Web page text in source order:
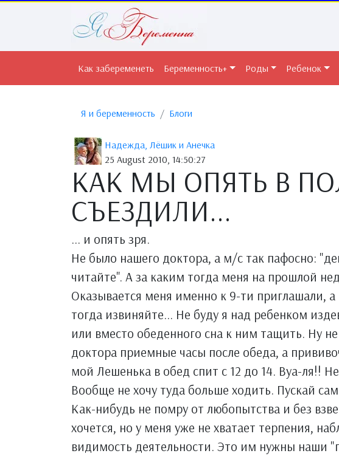
Как забеременеть Беременность+ Роды Ребенок
Я и беременность Блоги
Надежда, Лёшик и Анечка
25 August 2010, 14:50:27
КАК МЫ ОПЯТЬ В
СЪЕЗДИЛИ...
... и опять зря.
Не было нашего доктора, а м/с так пафосно:
читайте". А за каким тогда меня на прошлой
Оказывается меня именно к 9-ти приглашали,
тогда извиняйте... Не буду я над ребенком
или вместо обеденного сна к ним тащить. Ну
доктора приемные часы после обеда, а
мой Лешенька в обед спит с 12 до 14. Вуа-ля!!
Вообще не хочу туда больше ходить. Пускай
Как-нибудь не помру от любопытства и без
хочется, но у меня уже не хватает терпения,
видимость деятельности. Это им нужны наши